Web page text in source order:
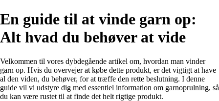
En guide til at vinde garn op:
Alt hvad du behøver at vide
Velkommen til vores dybdegående artikel om, hvordan man vinder
garn op. Hvis du overvejer at købe dette produkt, er det vigtigt at have
al den viden, du behøver, for at træffe den rette beslutning. I denne
guide vil vi udstyre dig med essentiel information om garnoprulning, så
du kan være rustet til at finde det helt rigtige produkt.